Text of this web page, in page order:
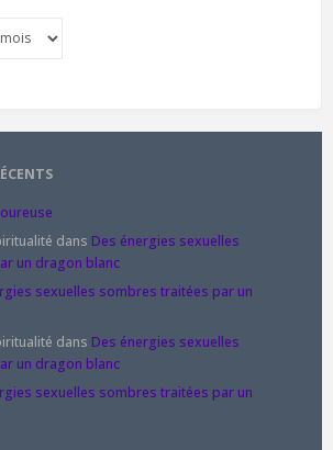
dans Des énergies sexuelles
un dragon blanc
sexuelles sombres traitées par un
dans Des énergies sexuelles
un dragon blanc
sexuelles sombres traitées par un